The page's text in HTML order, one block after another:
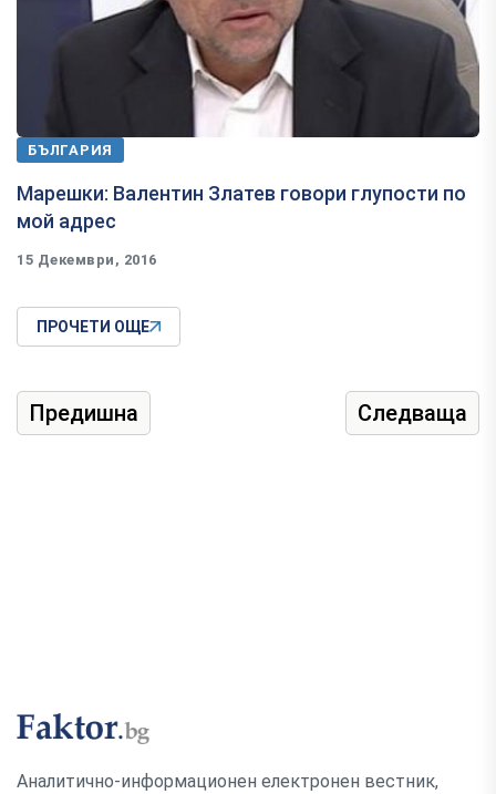
БЪЛГАРИЯ
Марешки: Валентин Златев говори глупости по
мой адрес
15 Декември, 2016
ПРОЧЕТИ ОЩЕ
Предишна Следваща
Аналитично-информационен електронен вестник,